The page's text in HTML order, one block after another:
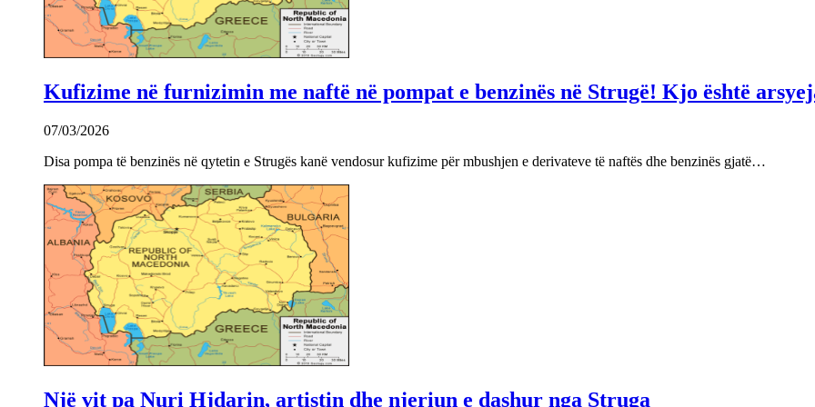
Kufizime në furnizimin me naftë në pompat e benzinës në Strugë! Kjo është
07/03/2026
Disa pompa të benzinës në qytetin e Strugës kanë vendosur kufizime për mbushjen e derivateve të naftës dhe benzinës gjatë…
Një vit pa Nuri Hjdarin, artistin dhe njeriun e dashur nga Struga